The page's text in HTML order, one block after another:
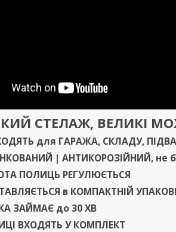
СТЕЛАЖ, ВЕЛИКІ
для ГАРАЖА, СКЛАДУ,
| АНТИКОРОЗІЙНИЙ, не
ПОЛИЦЬ РЕГУЛЮЄТЬСЯ
в КОМПАКТНІЙ
ЗАЙМАЄ до 30 ХВ
ВХОДЯТЬ У КОМПЛЕКТ